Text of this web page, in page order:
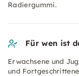
Radiergummi.
Für wen ist
Erwachsene und
und